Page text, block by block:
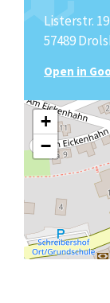
Listerstr. 19
57489
Open in
+
−